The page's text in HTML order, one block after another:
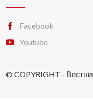
Facebook
Youtube
© COPYRIGHT -